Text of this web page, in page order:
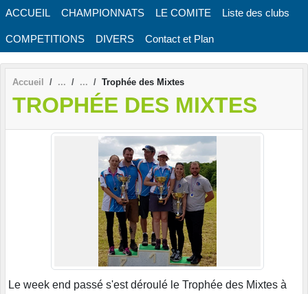
ACCUEIL CHAMPIONNATS LE COMITE Liste des clubs
COMPETITIONS DIVERS Contact et Plan
Accueil Trophée des Mixtes
TROPHÉE DES MIXTES
Le week end passé s'est déroulé le Trophée des Mixtes à
Panneau de gestion des cookies